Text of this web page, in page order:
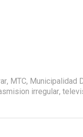
, MTC, Municipalidad
irregular,